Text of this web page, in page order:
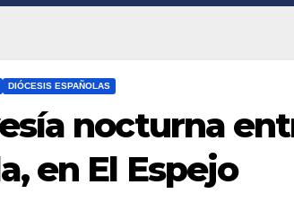
DIÓCESIS ESPAÑOLAS
nocturna
en El Espejo